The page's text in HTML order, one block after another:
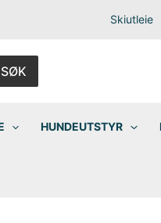
Skiutleie
SØK
HUNDEUTSTYR